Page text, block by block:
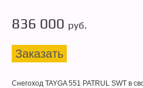
836 000 руб.
Заказать
Снегоход TAYGA 551 PATRUL SWT в